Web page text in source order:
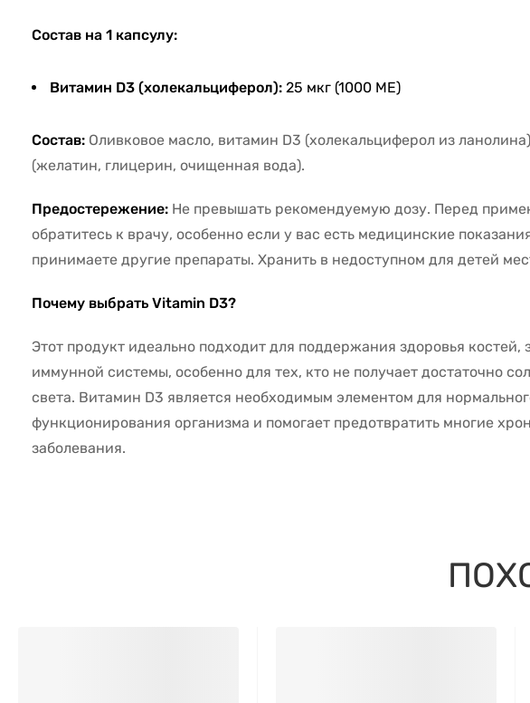
Состав на 1 капсулу:
Витамин D3 (холекальциферол): 25 мкг (1000 МЕ)
Состав: Оливковое масло, витамин D3 (холекальциферол из
(желатин, глицерин, очищенная вода).
Предостережение: Не превышать рекомендуемую дозу. Перед
обратитесь к врачу, особенно если у вас есть медицинские
принимаете другие препараты. Хранить в недоступном для детей
Почему выбрать Vitamin D3?
Этот продукт идеально подходит для поддержания здоровья костей,
иммунной системы, особенно для тех, кто не получает достаточно
света. Витамин D3 является необходимым элементом для
функционирования организма и помогает предотвратить многие
заболевания.